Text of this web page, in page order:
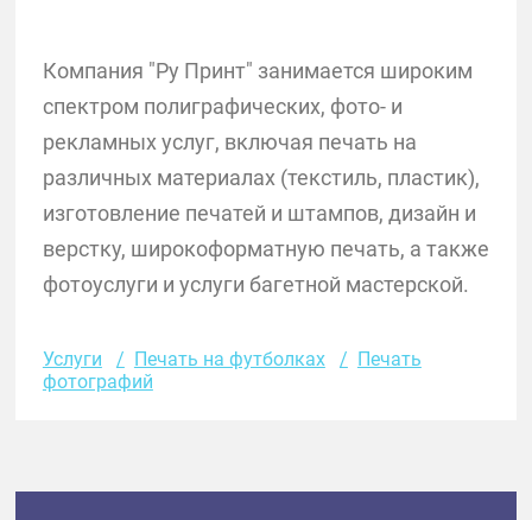
Компания "Ру Принт" занимается широким
спектром полиграфических, фото- и
рекламных услуг, включая печать на
различных материалах (текстиль, пластик),
изготовление печатей и штампов, дизайн и
верстку, широкоформатную печать, а также
фотоуслуги и услуги багетной мастерской.
Услуги Печать на футболках
Печать
фотографий